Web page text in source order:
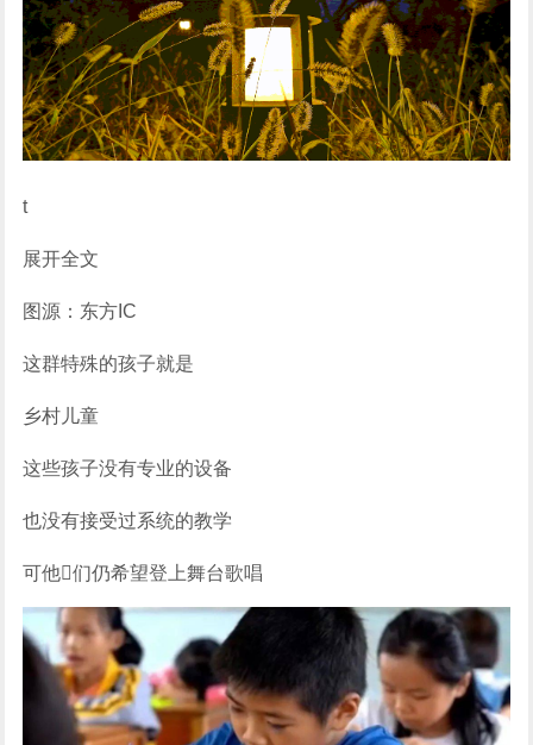
t
展开全文
图源：东方IC
这群特殊的孩子就是
乡村儿童
这些孩子没有专业的设备
也没有接受过系统的教学
可他们仍希望登上舞台歌唱